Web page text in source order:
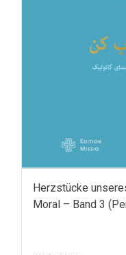
Herzstücke
Moral – Band 3